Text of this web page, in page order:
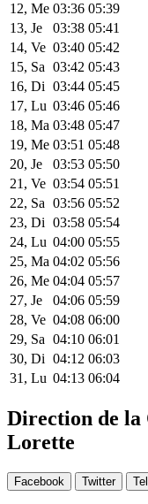
12, Me 03:36 05:39
13, Je
03:38 05:41
14, Ve 03:40 05:42
15, Sa 03:42 05:43
16, Di 03:44 05:45
17, Lu 03:46 05:46
18, Ma 03:48 05:47
19, Me 03:51 05:48
20, Je
03:53 05:50
21, Ve 03:54 05:51
22, Sa 03:56 05:52
23, Di 03:58 05:54
24, Lu 04:00 05:55
25, Ma 04:02 05:56
26, Me 04:04 05:57
27, Je
04:06 05:59
28, Ve 04:08 06:00
29, Sa 04:10 06:01
30, Di 04:12 06:03
31, Lu 04:13 06:04
Direction de
Lorette
Facebook Twitter